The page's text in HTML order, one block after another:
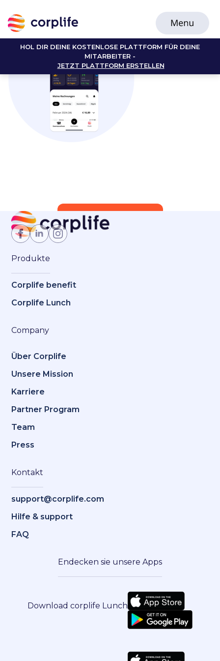
HOL DIR DEINE KOSTENLOSE PLATTFORM FÜR DEINE
MITARBEITER -
JETZT PLATTFORM ERSTELLEN
Jetzt Mitglied werden
Produkte
Corplife benefit
Corplife Lunch
Company
Über Corplife
Unsere Mission
Karriere
Partner Program
Team
Press
Kontakt
support@corplife.com
Hilfe & support
FAQ
Endecken sie unsere Apps
Download corplife Lunch